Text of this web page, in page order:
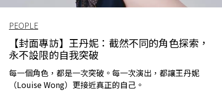
PEOPLE
【封面專訪】王丹妮：截然不同的角色探索，
永不設限的自我突破
每一個角色，都是一次突破。每一次演出，都讓王丹妮
（Louise Wong）更接近真正的自己。